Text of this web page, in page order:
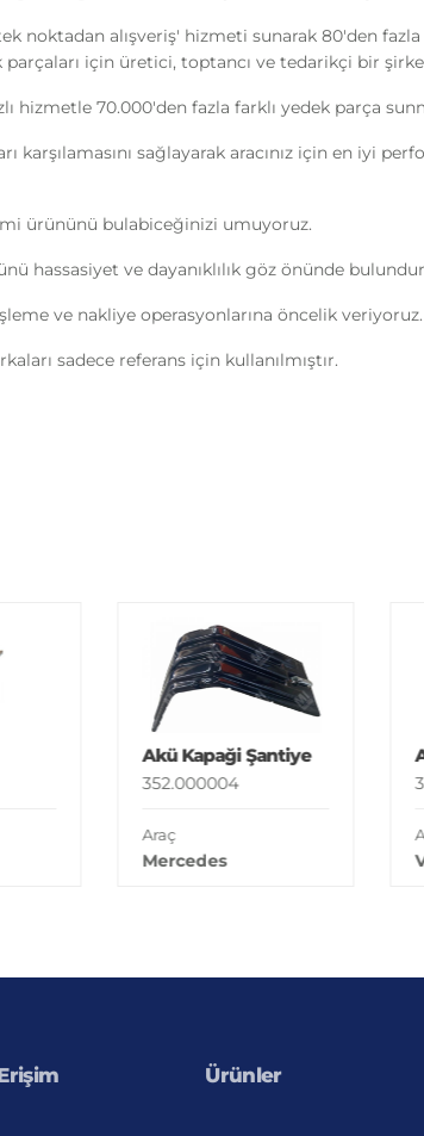
noktadan alışveriş' hizmeti sunarak 80'den
için üretici, toptancı ve tedarikçi bir
hizmetle 70.000'den fazla farklı yedek parça
karşılamasını sağlayarak aracınız için en iyi
ürününü bulabiceğinizi umuyoruz.
hassasiyet ve dayanıklılık göz önünde
ve nakliye operasyonlarına öncelik veriyoruz.
sadece referans için kullanılmıştır.
Akü Kapaği Şantiye
352.000004
Araç
Mercedes
Erişim Ürünler